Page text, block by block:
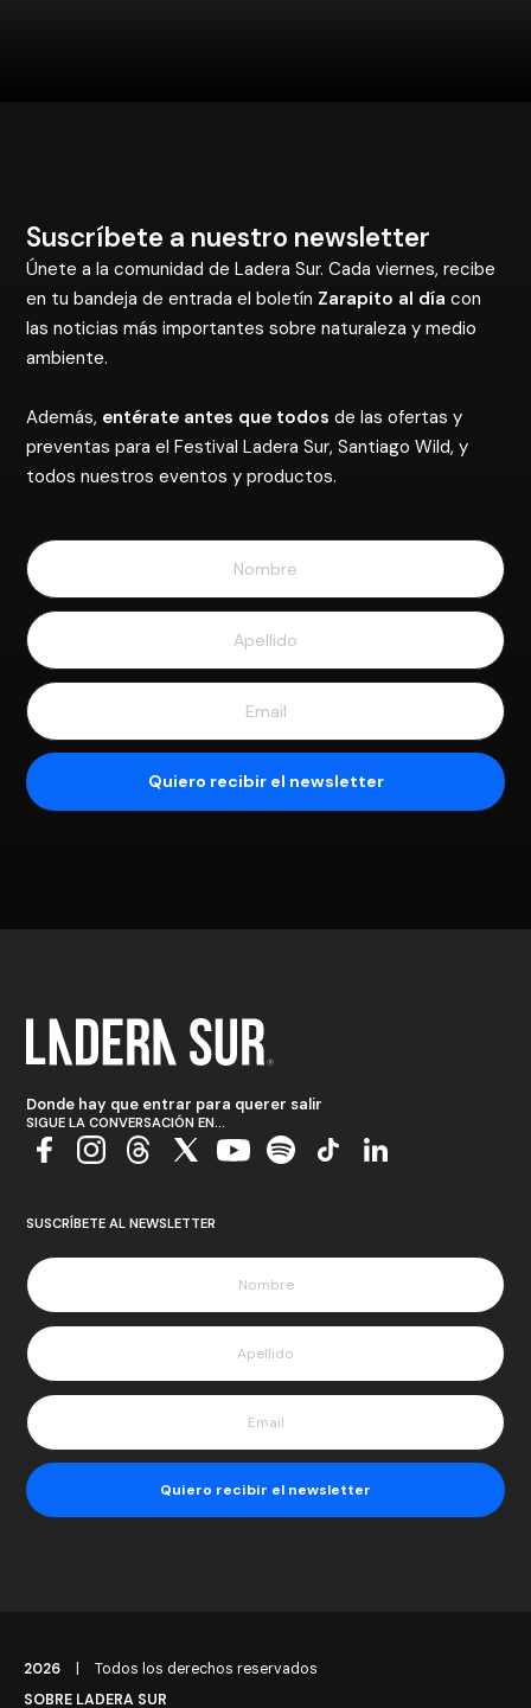
Suscríbete a nuestro newsletter
Únete a la comunidad de Ladera Sur. Cada viernes, recibe
en tu bandeja de entrada el boletín Zarapito al día con
las noticias más importantes sobre naturaleza y medio
ambiente.
Además, entérate antes que todos de las ofertas y
preventas para el Festival Ladera Sur, Santiago Wild, y
todos nuestros eventos y productos.
Donde hay que entrar para querer salir
SIGUE LA CONVERSACIÓN EN...
SUSCRÍBETE AL NEWSLETTER
2026
Todos los derechos reservados
SOBRE LADERA SUR